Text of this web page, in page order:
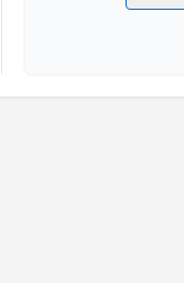
Kişisel verilerimin